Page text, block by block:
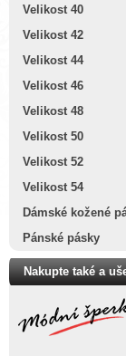
Velikost 40
Velikost 42
Velikost 44
Velikost 46
Velikost 48
Velikost 50
Velikost 52
Velikost 54
Dámské kožené
Pánské pásky
Nakupte také a